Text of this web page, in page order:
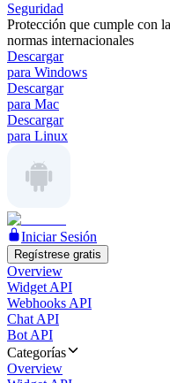
Seguridad
Protección que cumple con
normas internacionales
Descargar
para Windows
Descargar
para Mac
Descargar
para Linux
Iniciar Sesión
Regístrese gratis
Overview
Widget API
Webhooks API
Chat API
Bot API
Categorías
Overview